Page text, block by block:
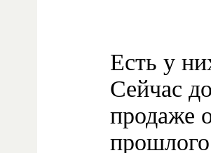
Есть у
Сейчас
продаже